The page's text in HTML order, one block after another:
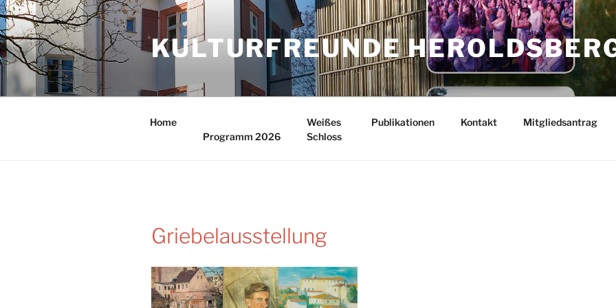
Zum
Inhalt
springen
KULTURFREUNDE
Home
Programm 2026
Weißes
Schloss
Publikationen Kontakt Mitgliedsantrag
Griebelausstellung